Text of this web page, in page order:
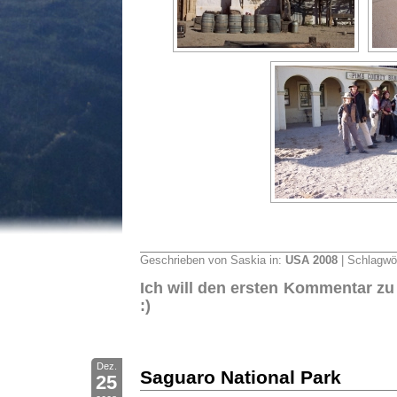
Geschrieben von Saskia in: USA 2008|
Ich will den ersten Kommentar
:)
Dez.
25 Saguaro National Park